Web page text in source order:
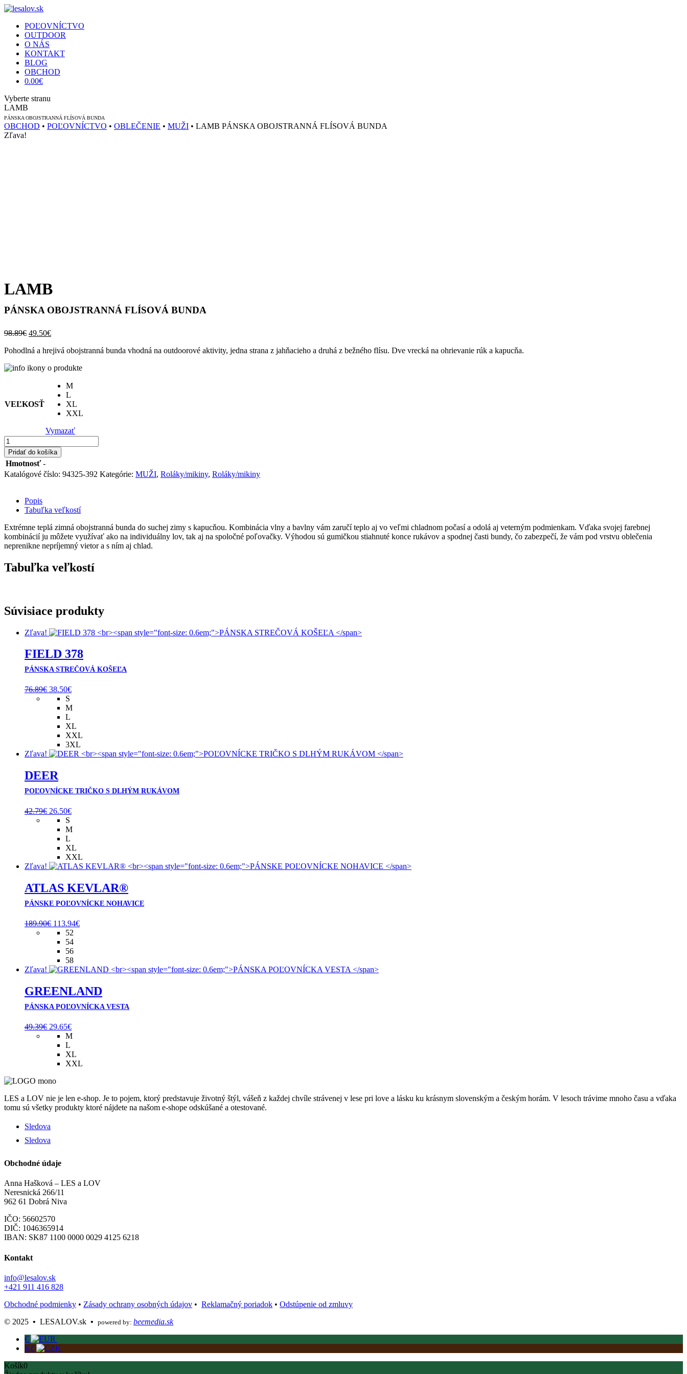
POĽOVNÍCTVO
OUTDOOR
O NÁS
KONTAKT
BLOG
OBCHOD
0.00€
Vyberte stranu
LAMB
PÁNSKA OBOJSTRANNÁ FLÍSOVÁ BUNDA
OBCHOD • POĽOVNÍCTVO • OBLEČENIE • MUŽI • LAMB PÁNSKA OBOJSTRANNÁ FLÍSOVÁ BUNDA
Zľava!
LAMB
PÁNSKA OBOJSTRANNÁ FLÍSOVÁ BUNDA
98.89€ Pôvodná
bola:
49.50€Aktuálna
je:
Pohodlná a hrejivá obojstranná bunda vhodná na outdoorové aktivity, jedna strana z jahňacieho a druhá z bežného flísu. Dve vrecká na ohrievanie rúk a kapucňa.
VEĽKOSŤ
M
L
XL
XXL
Vymazať
množstvo
LAMB
PÁNSKA
OBOJSTRANNÁ
FLÍSOVÁ
Pridať do košíka
Hmotnosť -
Katalógové číslo: 94325-392 Kategórie: MUŽI, Roláky/mikiny, Roláky/mikiny
Popis
Tabuľka veľkostí
Extrémne teplá zimná obojstranná bunda do suchej zimy s kapucňou. Kombinácia vlny a bavlny vám zaručí teplo aj vo veľmi chladnom počasí a odolá aj veterným podmienkam. Vďaka svojej farebnej
kombinácií ju môžete využívať ako na individuálny lov, tak aj na spoločné poľovačky. Výhodou sú gumičkou stiahnuté konce rukávov a spodnej časti bundy, čo zabezpečí, že vám pod vrstvu oblečenia
neprenikne nepríjemný vietor a s ním aj chlad.
Tabuľka veľkostí
Súvisiace produkty
Zľava!
FIELD 378
PÁNSKA STREČOVÁ KOŠEĽA
76.89€ Pôvodná
cena
bola:
76.89€.
38.50€Aktuálna
je:
S
M
L
XL
XXL
3XL
Zľava!
DEER
POĽOVNÍCKE TRIČKO S DLHÝM RUKÁVOM
42.79€ Pôvodná
cena
bola:
42.79€.
26.50€Aktuálna
je:
S
M
L
XL
XXL
Zľava!
ATLAS KEVLAR®
PÁNSKE POĽOVNÍCKE NOHAVICE
189.90€ Pôvodná
cena
bola:
189.90€.
113.94€Aktuálna
52
54
56
58
Zľava!
GREENLAND
PÁNSKA POĽOVNÍCKA VESTA
49.39€ Pôvodná
cena
bola:
49.39€.
29.65€Aktuálna
cena
29.65€.
M
L
XL
XXL
LES a LOV nie je len e-shop. Je to pojem, ktorý predstavuje životný štýl, vášeň z každej chvíle strávenej v lese pri love a lásku ku krásnym slovenským a českým horám. V lesoch trávime mnoho času a vďaka
tomu sú všetky produkty ktoré nájdete na našom e-shope odskúšané a otestované.
Sledova
Sledova
Obchodné údaje
Anna Hašková – LES a LOV
Neresnická 266/11
962 61 Dobrá Niva
IČO: 56602570
DIČ: 1046365914
IBAN: SK87 1100 0000 0029 4125 6218
Kontakt
info@lesalov.sk
+421 911 416 828
Obchodné podmienky • Zásady ochrany osobných údajov • Reklamačný poriadok • Odstúpenie od zmluvy
©️ 2025 • LESALOV.sk • powered by: beemedia.sk
€
Kč
Košík0